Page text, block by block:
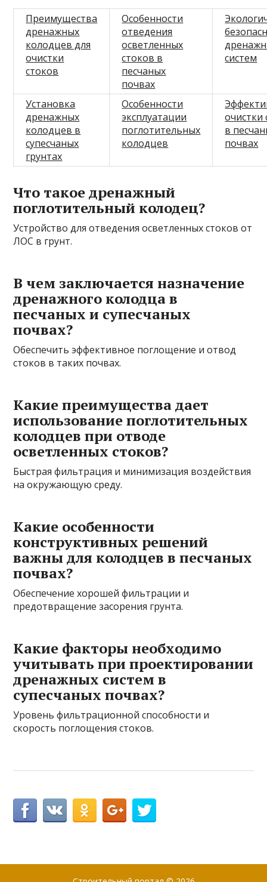
Преимущества
дренажных
колодцев для
очистки
стоков
Особенности
отведения
осветленных
стоков в
песчаных
почвах
систем
Установка
дренажных
колодцев в
супесчаных
грунтах
Особенности
эксплуатации
поглотительных
колодцев
очистки
в
почвах
Что такое дренажный
поглотительный колодец?
Устройство для отведения осветленных стоков от
ЛОС в грунт.
В чем заключается назначение
дренажного колодца в
песчаных и супесчаных
почвах?
Обеспечить эффективное поглощение и отвод
стоков в таких почвах.
Какие преимущества дает
использование поглотительных
колодцев при отводе
осветленных стоков?
Быстрая фильтрация и минимизация воздействия
на окружающую среду.
Какие особенности
конструктивных решений
важны для колодцев в песчаных
почвах?
Обеспечение хорошей фильтрации и
предотвращение засорения грунта.
Какие факторы необходимо
учитывать при проектировании
дренажных систем в
супесчаных почвах?
Уровень фильтрационной способности и
скорость поглощения стоков.